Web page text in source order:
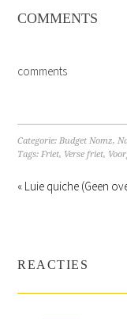
COMMENTS
comments
Categorie:Budget Nomz,
Tags:Friet, Verse friet,
« Luie quiche (Geen
REACTIES